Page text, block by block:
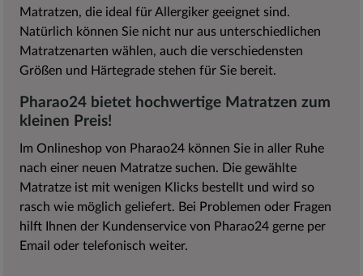
Matratzen, die ideal für Allergiker geeignet sind.
Natürlich können Sie nicht nur aus unterschiedlichen
Matratzenarten wählen, auch die verschiedensten
Größen und Härtegrade stehen für Sie bereit.
Pharao24 bietet hochwertige Matratzen zum
kleinen Preis!
Im Onlineshop von Pharao24 können Sie in aller Ruhe
nach einer neuen Matratze suchen. Die gewählte
Matratze ist mit wenigen Klicks bestellt und wird so
rasch wie möglich geliefert. Bei Problemen oder Fragen
hilft Ihnen der Kundenservice von Pharao24 gerne per
Email oder telefonisch weiter.